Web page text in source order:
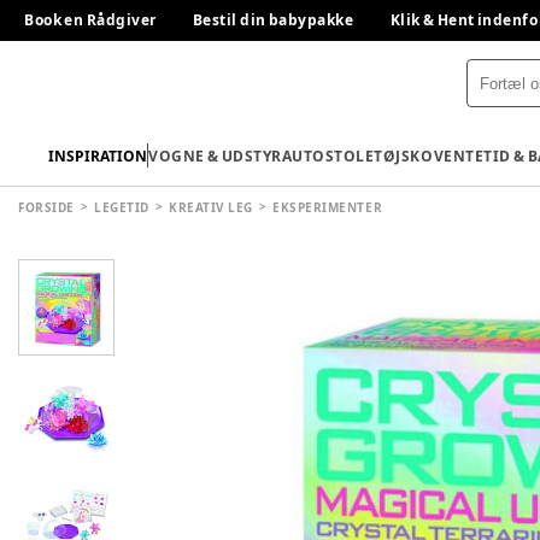
Book en Rådgiver Bestil din babypakke Klik & Hent
INSPIRATIONVOGNE & UDSTYRAUTOSTOLETØJSKOVENTETID &
FORSIDE LEGETID KREATIV LEG EKSPERIMENTER